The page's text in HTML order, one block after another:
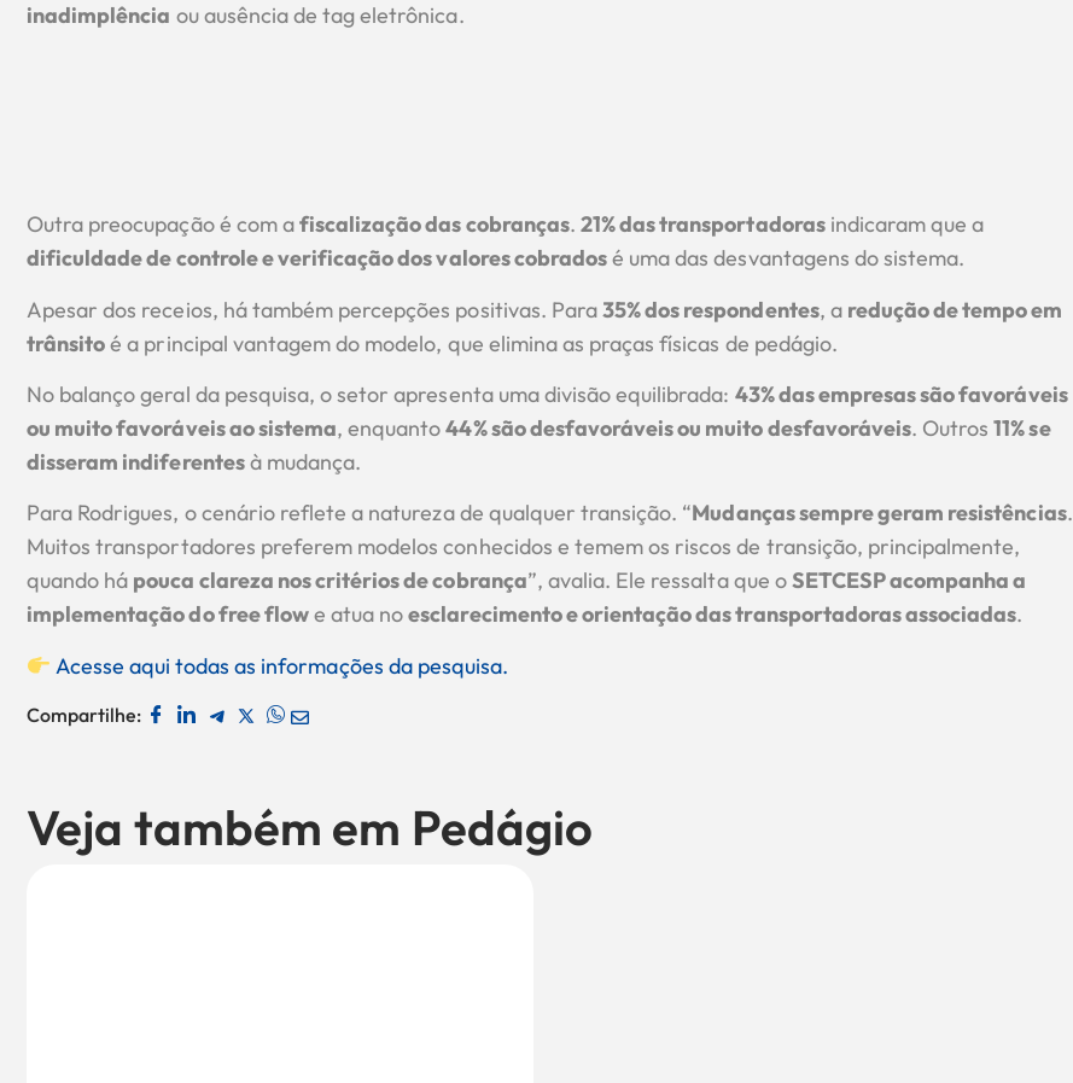
inadimplência ou ausência de tag eletrônica.
Outra preocupação é com afiscalização das cobranças. 21% das transportadorasindicaram que a
dificuldade de controle e verificação dos valores cobradosé uma das desvantagens do sistema.
Apesar dos receios, há também percepções positivas. Para35% dos respondentes, a redução de tempo em
trânsitoé a principal vantagem do modelo, que elimina as praças físicas de pedágio.
No balanço geral da pesquisa, o setor apresenta uma divisão equilibrada: 43% das empresas são favoráveis
ou muito favoráveis ao sistema, enquanto44% são desfavoráveis ou muito desfavoráveis. Outros11% se
disseram indiferentesà mudança.
Para Rodrigues, o cenário reflete a natureza de qualquer transição. “Mudanças sempre geram resistências.
Muitos transportadores preferem modelos conhecidos e temem os riscos de transição, principalmente,
quando há pouca clareza nos critérios de cobrança”, avalia. Ele ressalta que oSETCESP acompanha a
implementação do free flowe atua noesclarecimento e orientação das transportadoras associadas.
Acesse aqui todas as informações da pesquisa.
Compartilhe:
Veja também em Pedágio